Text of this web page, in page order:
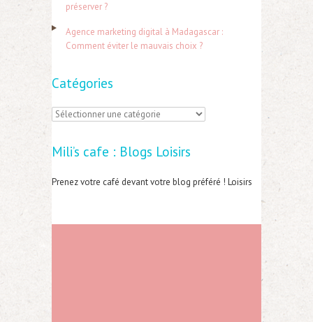
:
préserver ?
Agence marketing digital à Madagascar :
Comment éviter le mauvais choix ?
Catégories
C
t
é
o
Mili’s cafe : Blogs Loisirs
Prenez votre café devant votre blog préféré ! Loisirs